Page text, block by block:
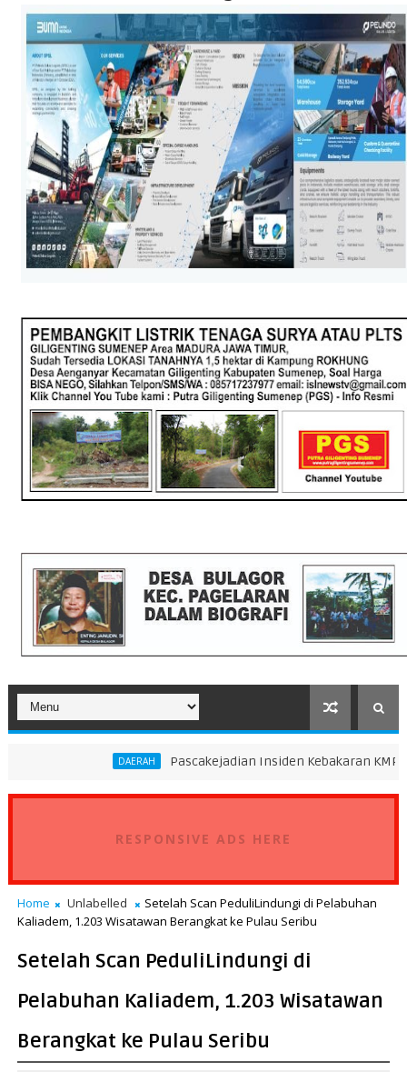
Pascakejadian Insiden Kebakaran KMP Mutiara
RESPONSIVE ADS HERE
Home Unlabelled
Setelah Scan PeduliLindungi di Pelabuhan
Kaliadem, 1.203 Wisatawan Berangkat ke Pulau Seribu
Setelah Scan PeduliLindungi di
Pelabuhan Kaliadem, 1.203 Wisatawan
Berangkat ke Pulau Seribu